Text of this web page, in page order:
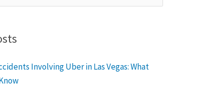
Involving Uber in Las Vegas: What